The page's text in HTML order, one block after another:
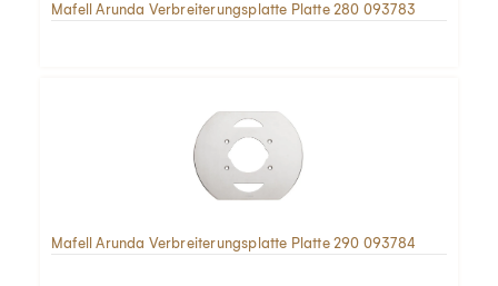
Mafell Arunda Verbreiterungsplatte Platte 280 093783
Mafell Arunda Verbreiterungsplatte Platte 290 093784